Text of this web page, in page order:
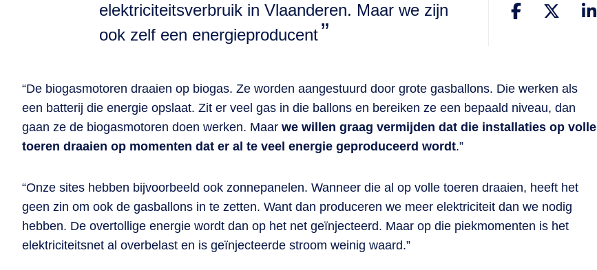
elektriciteitsverbruik in Vlaanderen. Maar we zijn
ook zelf een energieproducent
“De biogasmotoren draaien op biogas. Ze worden aangestuurd door grote gasballons. Die werken als
een batterij die energie opslaat. Zit er veel gas in die ballons en bereiken ze een bepaald niveau, dan
gaan ze de biogasmotoren doen werken. Maar we willen graag vermijden dat die installaties op volle
toeren draaien op momenten dat er al te veel energie geproduceerd wordt.”
“Onze sites hebben bijvoorbeeld ook zonnepanelen. Wanneer die al op volle toeren draaien, heeft het
geen zin om ook de gasballons in te zetten. Want dan produceren we meer elektriciteit dan we nodig
hebben. De overtollige energie wordt dan op het net geïnjecteerd. Maar op die piekmomenten is het
elektriciteitsnet al overbelast en is geïnjecteerde stroom weinig waard.”